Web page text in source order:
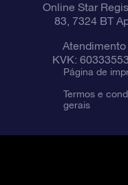
Online Star
83, 7324 BT
KVK:
Página de
Termos e
gerais